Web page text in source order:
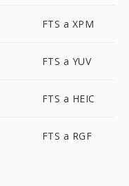
FTS a XPM
FTS a YUV
FTS a HEIC
FTS a RGF